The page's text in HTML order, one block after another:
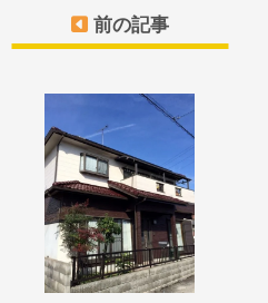
前の記事